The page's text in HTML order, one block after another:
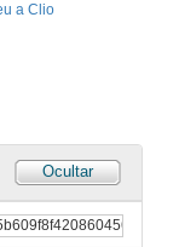
a Clio
Ocultar